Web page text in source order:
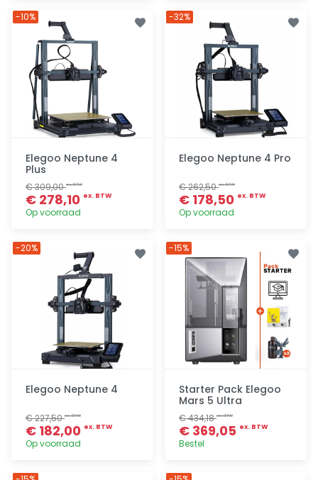
Elegoo Neptune 4
Plus
€ 309,00ex. BTW
€ 278,10 ex. BTW
Op voorraad
-10%
Elegoo Neptune 4 Pro
€ 262,50ex. BTW
€ 178,50 ex. BTW
Op voorraad
-32%
Elegoo Neptune 4
€ 227,50ex. BTW
€ 182,00 ex. BTW
Op voorraad
-20%
Starter Pack Elegoo
Mars 5 Ultra
€ 434,18ex. BTW
€ 369,05 ex. BTW
Bestel
-15%